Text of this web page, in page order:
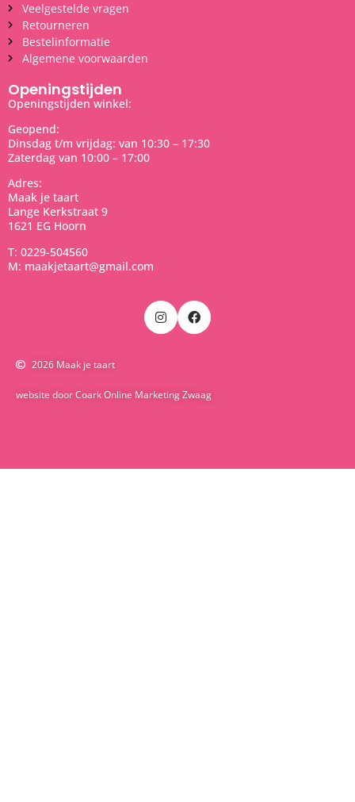
Veelgestelde vragen
Retourneren
Bestelinformatie
Algemene voorwaarden
Openingstijden
Openingstijden winkel:
Geopend:
Dinsdag t/m vrijdag: van 10:30 – 17:30
Zaterdag van 10:00 – 17:00
Adres:
Maak je taart
Lange Kerkstraat 9
1621 EG Hoorn
T: 0229-504560
M: maakjetaart@gmail.com
2026 Maak je taart
website door Coark Online Marketing Zwaag